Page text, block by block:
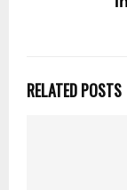
RELATED POSTS